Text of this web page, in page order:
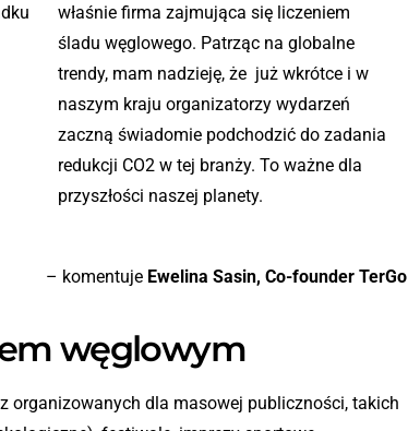
właśnie firma zajmująca się liczeniem
śladu węglowego. Patrząc na globalne
trendy, mam nadzieję, że już wkrótce i w
naszym kraju organizatorzy wydarzeń
zaczną świadomie podchodzić do zadania
redukcji CO2 w tej branży. To ważne dla
przyszłości naszej planety.
– komentuje Ewelina Sasin, Co-founder TerGo
węglowym
organizowanych dla masowej publiczności, takich